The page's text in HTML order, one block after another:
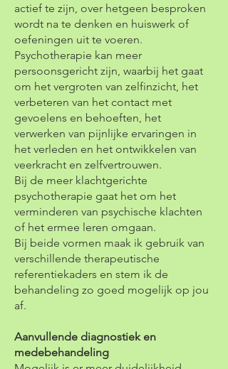
actief te zijn, over hetgeen besproken
wordt na te denken en huiswerk of
oefeningen uit te voeren.
Psychotherapie kan meer
persoonsgericht zijn, waarbij het gaat
om het vergroten van zelfinzicht, het
verbeteren van het contact met
gevoelens en behoeften, het
verwerken van pijnlijke ervaringen in
het verleden en het ontwikkelen van
veerkracht en zelfvertrouwen.
Bij de meer klachtgerichte
psychotherapie gaat het om het
verminderen van psychische klachten
of het ermee leren omgaan.
Bij beide vormen maak ik gebruik van
verschillende therapeutische
referentiekaders en stem ik de
behandeling zo goed mogelijk op jou
af.
Aanvullende diagnostiek en
medebehandeling